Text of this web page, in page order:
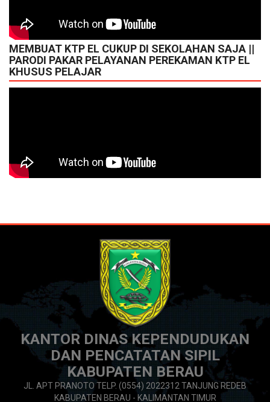
MEMBUAT KTP EL CUKUP DI SEKOLAHAN SAJA ||
PARODI PAKAR PELAYANAN PEREKAMAN KTP EL
KHUSUS PELAJAR
KANTOR DINAS KEPENDUDUKAN
DAN PENCATATAN SIPIL
KABUPATEN BERAU
JL. APT PRANOTO TELP. (0554) 2022312 TANJUNG REDEB
KABUPATEN BERAU - KALIMANTAN TIMUR